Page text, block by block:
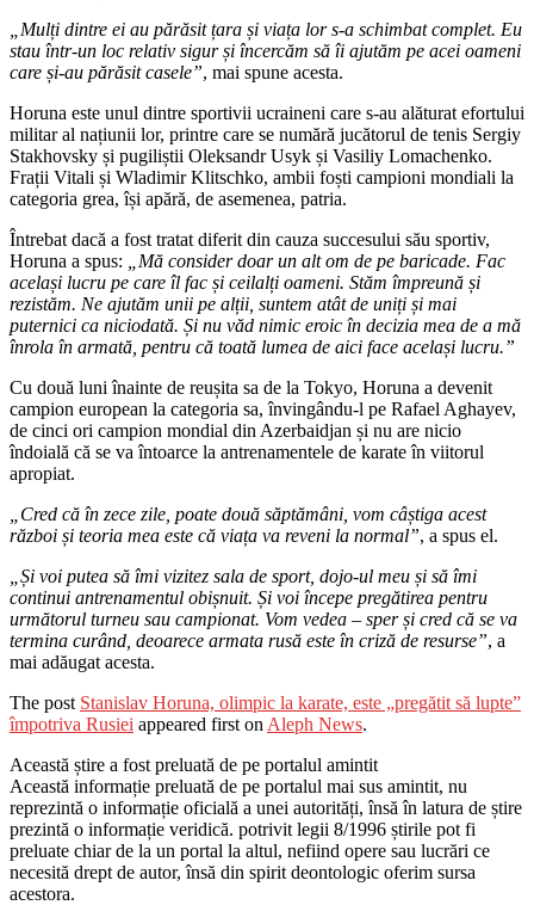
„Mulți dintre ei au părăsit țara și viața lor s-a schimbat complet. Eu
stau într-un loc relativ sigur și încercăm să îi ajutăm pe acei oameni
care și-au părăsit casele”, mai spune acesta.
Horuna este unul dintre sportivii ucraineni care s-au alăturat efortului
militar al națiunii lor, printre care se numără jucătorul de tenis Sergiy
Stakhovsky și pugiliștii Oleksandr Usyk și Vasiliy Lomachenko.
Frații Vitali și Wladimir Klitschko, ambii foști campioni mondiali la
categoria grea, își apără, de asemenea, patria.
Întrebat dacă a fost tratat diferit din cauza succesului său sportiv,
Horuna a spus:
„Mă consider doar un alt om de pe baricade. Fac
același lucru pe care îl fac și ceilalți oameni. Stăm împreună și
rezistăm. Ne ajutăm unii pe alții, suntem atât de uniți și mai
puternici ca niciodată. Și nu văd nimic eroic în decizia mea de a mă
înrola în armată, pentru că toată lumea de aici face același lucru.”
Cu două luni înainte de reușita sa de la Tokyo, Horuna a devenit
campion european la categoria sa, învingându-l pe Rafael Aghayev,
de cinci ori campion mondial din Azerbaidjan și nu are nicio
îndoială că se va întoarce la antrenamentele de karate în viitorul
apropiat.
„Cred că în zece zile, poate două săptămâni, vom câștiga acest
război și teoria mea este că viața va reveni la normal”, a spus el.
„Și voi putea să îmi vizitez sala de sport, dojo-ul meu și să îmi
continui antrenamentul obișnuit. Și voi începe pregătirea pentru
următorul turneu sau campionat. Vom vedea – sper și cred că se va
termina curând, deoarece armata rusă este în criză de resurse”, a
mai adăugat acesta.
The post Stanislav Horuna, olimpic la karate, este „pregătit să lupte”
împotriva Rusiei appeared first on Aleph News.
Această știre a fost preluată de pe portalul amintit
Această informație preluată de pe portalul mai sus amintit, nu
reprezintă o informație oficială a unei autorități, însă în latura de știre
prezintă o informație veridică. potrivit legii 8/1996 știrile pot fi
preluate chiar de la un portal la altul, nefiind opere sau lucrări ce
necesită drept de autor, însă din spirit deontologic oferim sursa
acestora.